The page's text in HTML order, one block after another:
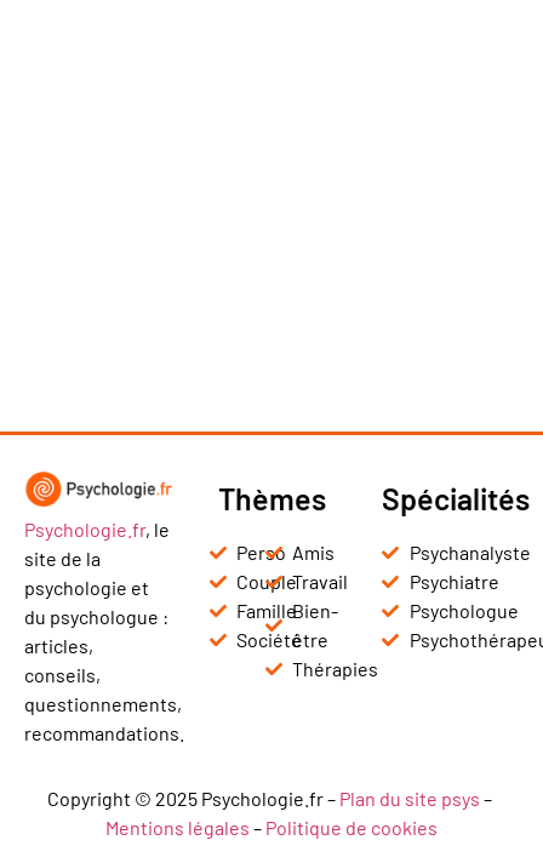
Psychologie.fr, le
site de la
psychologie et
du psychologue :
articles,
conseils,
questionnements,
recommandations.
Thèmes
Perso
Couple
Famille
Société
Amis
Travail
Bien-
être
Thérapies
Spécialités
Psychanalyste
Psychiatre
Psychologue
Copyright © 2025 Psychologie.fr – Plan du site psys –
Mentions légales – Politique de cookies